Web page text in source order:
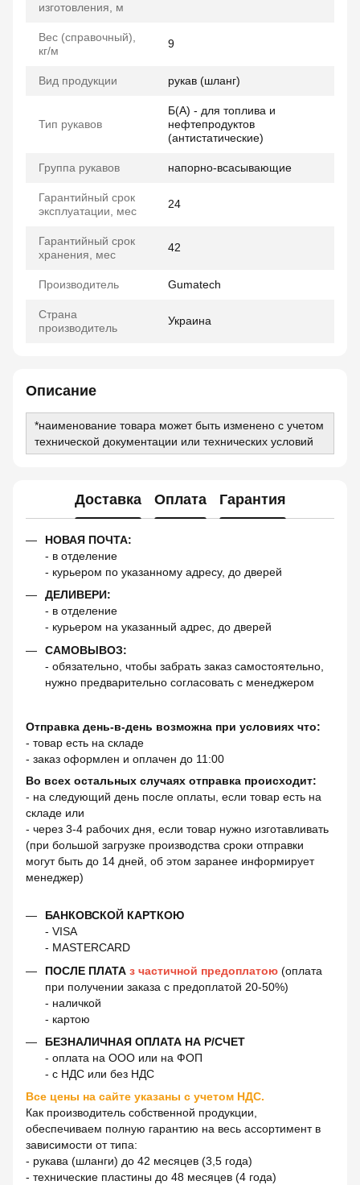
изготовления, м
Вес (справочный),
кг/м
9
Вид продукции рукав (шланг)
Тип рукавов
Б(А) - для топлива и
нефтепродуктов
(антистатические)
Группа рукавов напорно-всасывающие
Гарантийный срок
эксплуатации, мес
24
Гарантийный срок
хранения, мес
42
Производитель Gumatech
Страна
производитель
Украина
Описание
*наименование товара может быть изменено с учетом
технической документации или технических условий
Доставка Оплата Гарантия
НОВАЯ ПОЧТА:
- в отделение
- курьером по указанному адресу, до дверей
ДЕЛИВЕРИ:
- в отделение
- курьером на указанный адрес, до дверей
САМОВЫВОЗ:
- обязательно, чтобы забрать заказ самостоятельно,
нужно предварительно согласовать с менеджером
Отправка день-в-день возможна при условиях что:
- товар есть на складе
- заказ оформлен и оплачен до 11:00
Во всех остальных случаях отправка происходит:
- на следующий день после оплаты, если товар есть на
складе или
- через 3-4 рабочих дня, если товар нужно изготавливать
(при большой загрузке производства сроки отправки
могут быть до 14 дней, об этом заранее информирует
менеджер)
БАНКОВСКОЙ КАРТКОЮ
- VISA
- MASTERCARD
ПОСЛЕ ПЛАТА з частичной предоплатою (оплата
при получении заказа с предоплатой 20-50%)
- наличкой
- картою
БЕЗНАЛИЧНАЯ ОПЛАТА НА Р/СЧЕТ
- оплата на ООО или на ФОП
- с НДС или без НДС
Все цены на сайте указаны с учетом НДС.
Как производитель собственной продукции,
обеспечиваем полную гарантию на весь ассортимент в
зависимости от типа:
- рукава (шланги) до 42 месяцев (3,5 года)
- технические пластины до 48 месяцев (4 года)